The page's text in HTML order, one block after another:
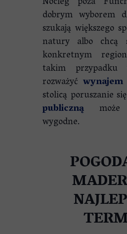
dobrym wyborem
szukają większego
natury albo chcą
konkretnym
takim przypadku
rozważyć
stolicą poruszanie się
publiczną
wygodne.